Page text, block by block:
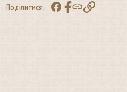
Поділитися: FacebookПосилання